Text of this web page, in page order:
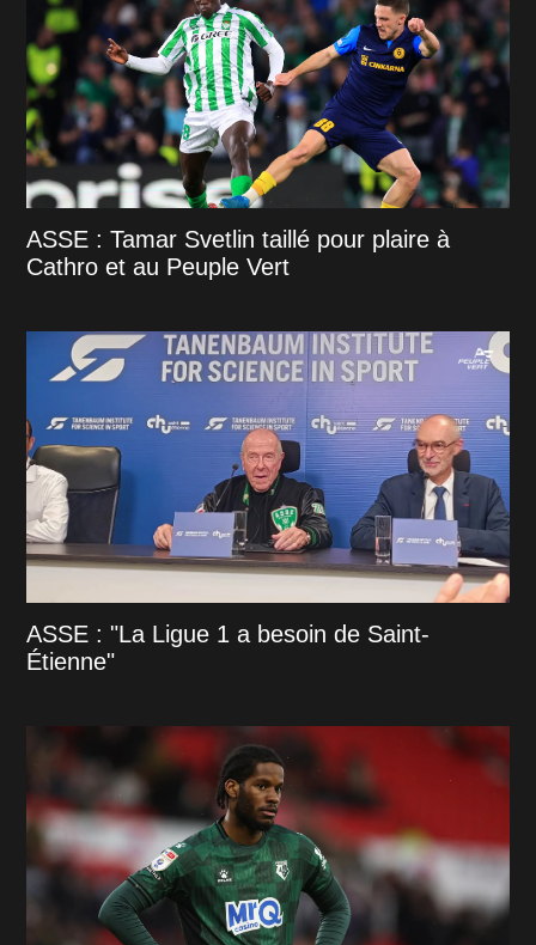
ASSE : Tamar Svetlin taillé pour plaire à
Cathro et au Peuple Vert
ASSE : "La Ligue 1 a besoin de Saint-
Étienne"